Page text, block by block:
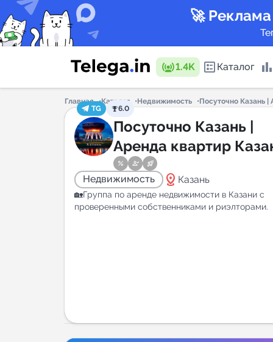
🚀
1.4K Каталог
Каталог
Горящие
Главная Каталог Недвижимость
Посуточно Казань |
TG
6.0
Посуточно Казань |
Аренда квартир
Недвижимость distance Казань
🏡Группа по аренде недвижимости в Казани с
проверенными собственниками и риэлторами.